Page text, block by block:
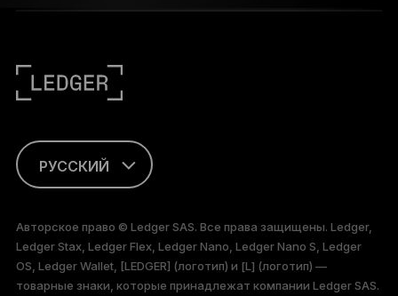
РУССКИЙ
TÜRKÇE
DEUTSCH
Авторское право © Ledger SAS. Все права защищены. Ledger,
Ledger Stax, Ledger Flex, Ledger Nano, Ledger Nano S, Ledger
OS, Ledger Wallet, [LEDGER] (логотип) и [L] (логотип) —
товарные знаки, которые принадлежат компании Ledger SAS.